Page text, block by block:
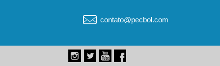
contato@pecbol.com